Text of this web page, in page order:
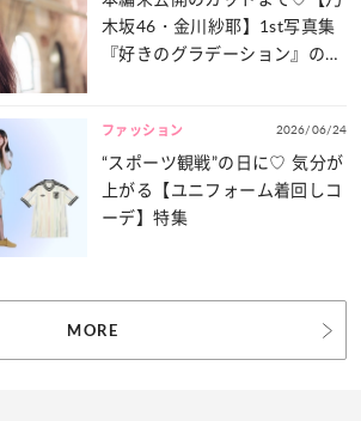
木坂46・金川紗耶】1st写真集
『好きのグラデーション』の魅
ファッション 2026/06/24
“スポーツ観戦”の日に♡ 気分が
上がる【ユニフォーム着回しコ
ーデ】特集
MORE